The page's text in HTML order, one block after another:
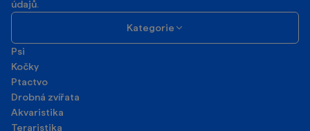
údajů.
Kategorie
Psi
Kočky
Ptactvo
Drobná zvířata
Akvaristika
Teraristika